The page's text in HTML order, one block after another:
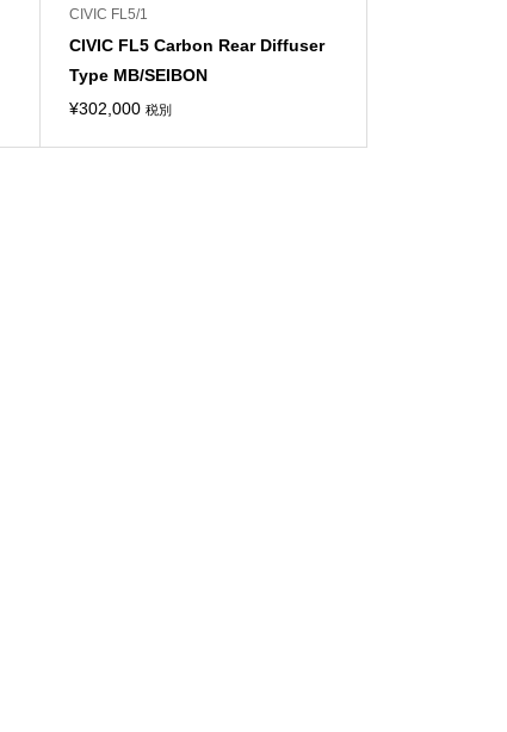
CIVIC FL5/1
CIVIC FL5 Carbon Rear Diffuser
Type MB/SEIBON
¥302,000 税別